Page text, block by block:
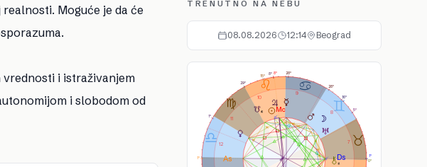
Moguće je da će
i istraživanjem
i slobodom od
TRENUTNO NA NEBU
08.08.2026 12:14 Beograd
7
8
9
10
11
12
15°
16°
28°
1°
28°
8°
5°
0°
1°
8°
1°
29°